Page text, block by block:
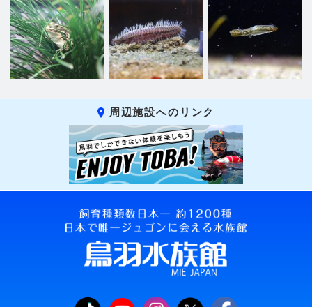
周辺施設へのリンク